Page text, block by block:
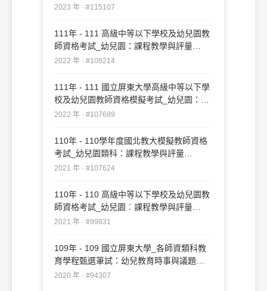
#115107
2023 年 · #115107
111年 - 111 高級中等以下學校及幼兒園教
師資格考試_幼兒園：課程教學與評量
#108214
2022 年 · #108214
111年 - 111 國立屏東大學高級中等以下學
校及幼兒園教師資格模擬考試_幼兒園：課
程教學與評量#107689
2022 年 · #107689
110年 - 110學年度國北教大模擬教師資格
考試_幼兒園類科：課程教學與評量
#107624
2021 年 · #107624
110年 - 110 高級中等以下學校及幼兒園教
師資格考試_幼兒園︰課程教學與評量
#99831
2021 年 · #99831
109年 - 109 國立屏東大學_各師資類科教
育學程甄選筆試：幼兒教育時事與議題
#94307
2020 年 · #94307